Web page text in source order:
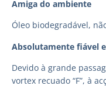
Amiga do ambiente
Óleo biodegradável,
Absolutamente fiável
Devido à grande
vortex recuado “F”, à